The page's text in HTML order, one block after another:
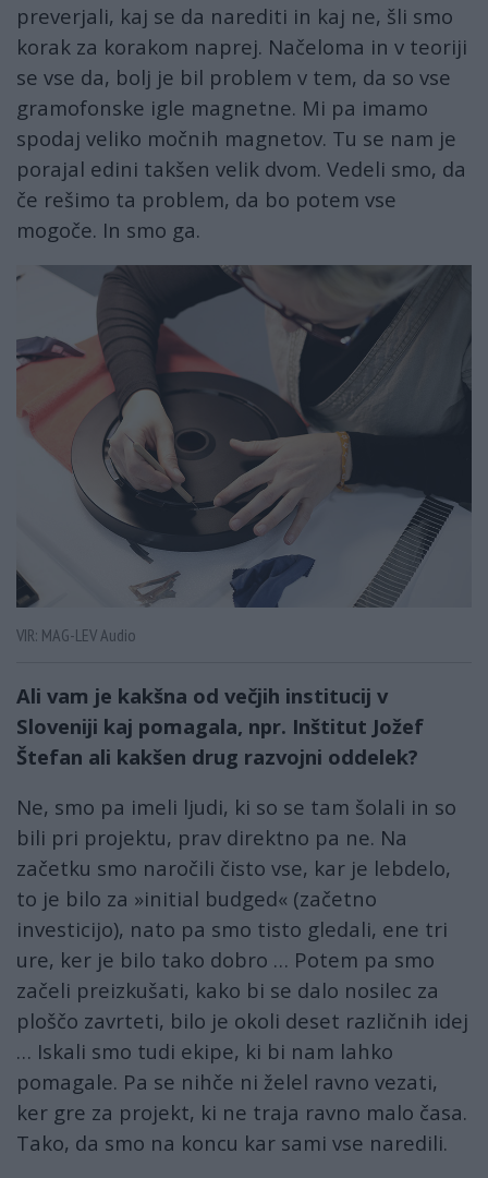
preverjali, kaj se da narediti in kaj ne, šli smo
korak za korakom naprej. Načeloma in v teoriji
se vse da, bolj je bil problem v tem, da so vse
gramofonske igle magnetne. Mi pa imamo
spodaj veliko močnih magnetov. Tu se nam je
porajal edini takšen velik dvom. Vedeli smo, da
če rešimo ta problem, da bo potem vse
mogoče. In smo ga.
VIR: MAG-LEV Audio
Ali vam je kakšna od večjih institucij v
Sloveniji kaj pomagala, npr. Inštitut Jožef
Štefan ali kakšen drug razvojni oddelek?
Ne, smo pa imeli ljudi, ki so se tam šolali in so
bili pri projektu, prav direktno pa ne. Na
začetku smo naročili čisto vse, kar je lebdelo,
to je bilo za »initial budged« (začetno
investicijo), nato pa smo tisto gledali, ene tri
ure, ker je bilo tako dobro … Potem pa smo
začeli preizkušati, kako bi se dalo nosilec za
ploščo zavrteti, bilo je okoli deset različnih idej
… Iskali smo tudi ekipe, ki bi nam lahko
pomagale. Pa se nihče ni želel ravno vezati,
ker gre za projekt, ki ne traja ravno malo časa.
Tako, da smo na koncu kar sami vse naredili.